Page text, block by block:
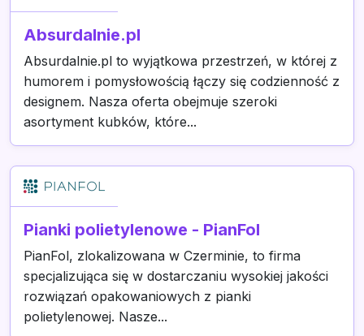
Absurdalnie.pl
Absurdalnie.pl to wyjątkowa przestrzeń, w której z
humorem i pomysłowością łączy się codzienność z
designem. Nasza oferta obejmuje szeroki
asortyment kubków, które...
Pianki polietylenowe - PianFol
PianFol, zlokalizowana w Czerminie, to firma
specjalizująca się w dostarczaniu wysokiej jakości
rozwiązań opakowaniowych z pianki
polietylenowej. Nasze...